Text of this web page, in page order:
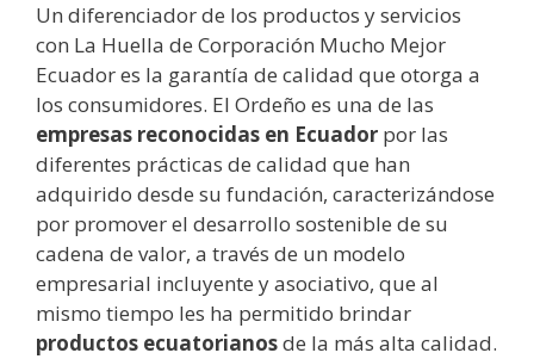
Un diferenciador de los productos y servicios
con La Huella de Corporación Mucho Mejor
Ecuador es la garantía de calidad que otorga a
los consumidores. El Ordeño es una de las
empresas reconocidas en Ecuador por las
diferentes prácticas de calidad que han
adquirido desde su fundación, caracterizándose
por promover el desarrollo sostenible de su
cadena de valor, a través de un modelo
empresarial incluyente y asociativo, que al
mismo tiempo les ha permitido brindar
productos ecuatorianosde la más alta calidad.